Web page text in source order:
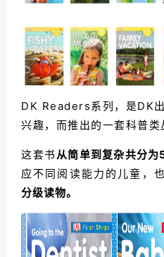
DK Readers系列，是DK
兴趣，而推出的一套科普类
这套书从简单到复杂共分为
应不同阅读能力的儿童，
分级读物。